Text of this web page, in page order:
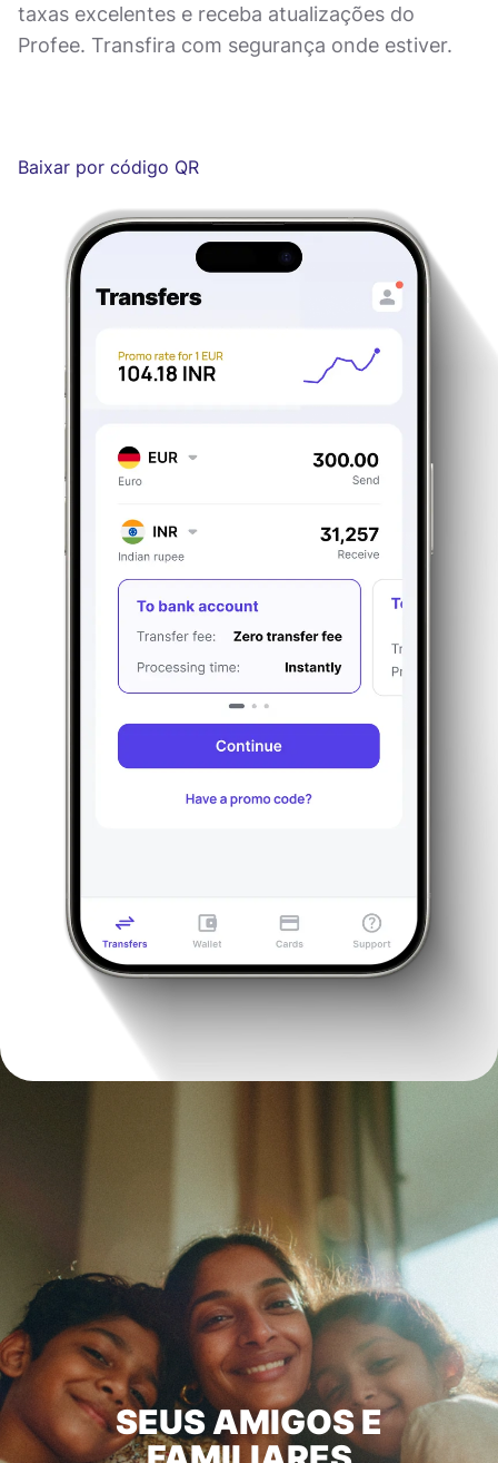
taxas excelentes e receba atualizações do
Profee. Transfira com segurança onde estiver.
Baixar por código QR
SEUS AMIGOS E